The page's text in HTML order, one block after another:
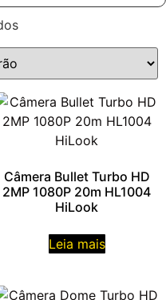
Câmera Bullet Turbo HD
2MP 1080P 20m HL1004
HiLook
Leia mais